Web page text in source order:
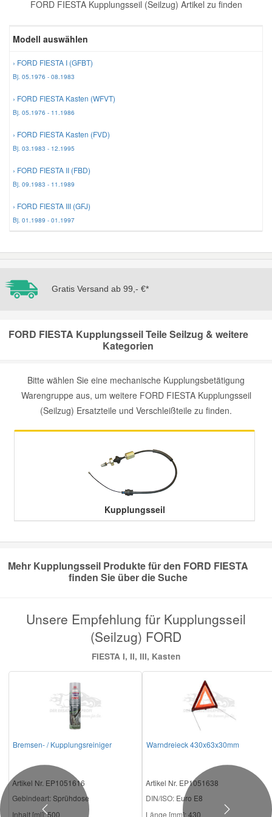
FORD FIESTA Kupplungsseil (Seilzug) Artikel zu finden
Modell auswählen
› FORD FIESTA I (GFBT)
Bj. 05.1976 - 08.1983
› FORD FIESTA Kasten (WFVT)
Bj. 05.1976 - 11.1986
› FORD FIESTA Kasten (FVD)
Bj. 03.1983 - 12.1995
› FORD FIESTA II (FBD)
Bj. 09.1983 - 11.1989
› FORD FIESTA III (GFJ)
Bj. 01.1989 - 01.1997
Gratis Versand ab 99,- €*
FORD FIESTA Kupplungsseil Teile Seilzug & weitere
Kategorien
Bitte wählen Sie eine mechanische Kupplungsbetätigung
Warengruppe aus, um weitere FORD FIESTA Kupplungsseil
(Seilzug) Ersatzteile und Verschleißteile zu finden.
Kupplungsseil
Mehr Kupplungsseil Produkte für den FORD FIESTA
finden Sie über die Suche
Unsere Empfehlung für Kupplungsseil
(Seilzug) FORD
FIESTA I, II, III, Kasten
Bremsen- / Kupplungsreiniger
Artikel Nr. EP1051616
Gebindeart: Sprühdose
Inhalt [ml]:500
Warndreieck 430x63x30mm
Artikel Nr. EP1051638
DIN/ISO: Euro E8
Länge [mm]: 430
Previous Next
Zündanlage und Glühanlage
Kia Ersatzteile
Mazda Ersatzteile
Mercedes Ersatzteile
Mitsubishi Ersatzteile
Porsche Ersatzteile
Skoda Ersatzteile
Smart Ersatzteile
Toyota Ersatzteile
Vauxhall Ersatzteile
Volvo Ersatzteile